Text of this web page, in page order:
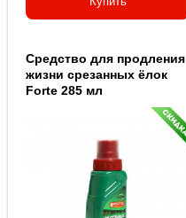
Средство для продления
жизни срезанных ёлок
Forte 285 мл